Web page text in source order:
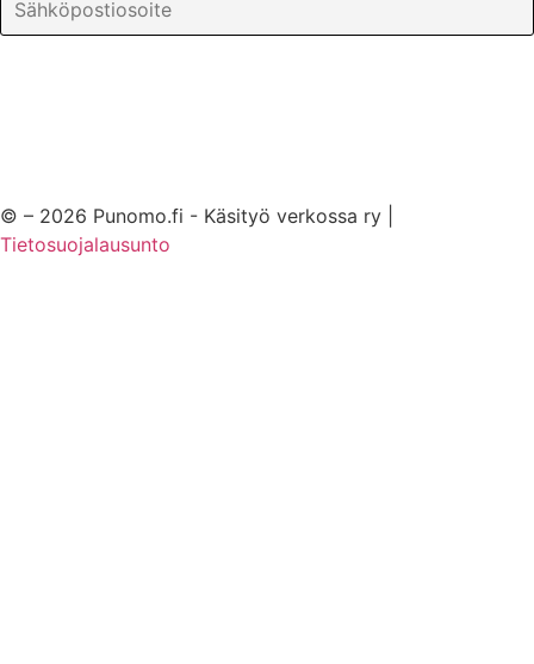
© – 2026 Punomo.fi - Käsityö verkossa ry |
Tietosuojalausunto